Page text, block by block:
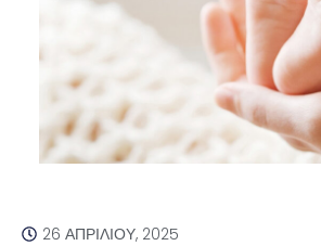
26 ΑΠΡΙΛΊΟΥ, 2025